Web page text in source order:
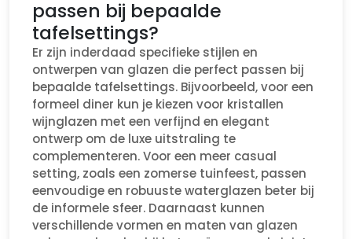
passen bij bepaalde
tafelsettings?
Er zijn inderdaad specifieke stijlen en
ontwerpen van glazen die perfect passen bij
bepaalde tafelsettings. Bijvoorbeeld, voor een
formeel diner kun je kiezen voor kristallen
wijnglazen met een verfijnd en elegant
ontwerp om de luxe uitstraling te
complementeren. Voor een meer casual
setting, zoals een zomerse tuinfeest, passen
eenvoudige en robuuste waterglazen beter bij
de informele sfeer. Daarnaast kunnen
verschillende vormen en maten van glazen